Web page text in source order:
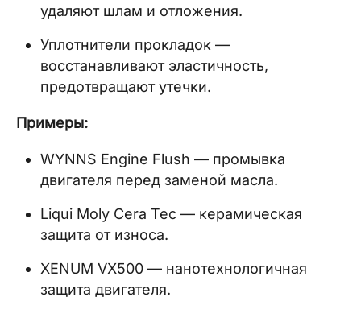
удаляют шлам и отложения.
Уплотнители прокладок —
восстанавливают эластичность,
предотвращают утечки.
Примеры:
WYNNS Engine Flush — промывка
двигателя перед заменой масла.
Liqui Moly Cera Tec — керамическая
защита от износа.
XENUM VX500 — нанотехнологичная
защита двигателя.